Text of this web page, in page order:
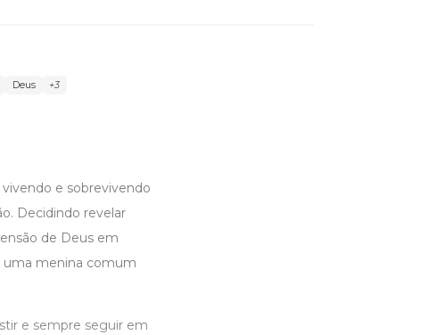
Deus +3
e sobrevivendo
Decidindo revelar
de Deus em
uma menina comum
e sempre seguir em